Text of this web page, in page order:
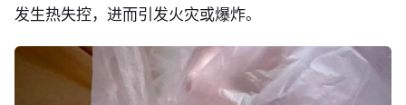
发生热失控，进而引发火灾或爆炸。